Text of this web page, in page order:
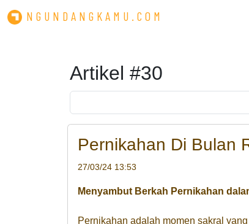
NGUNDANGKAMU.COM
Artikel #30
Pernikahan Di Bulan
27/03/24 13:53
Menyambut Berkah Pernikahan
Pernikahan adalah momen sakral